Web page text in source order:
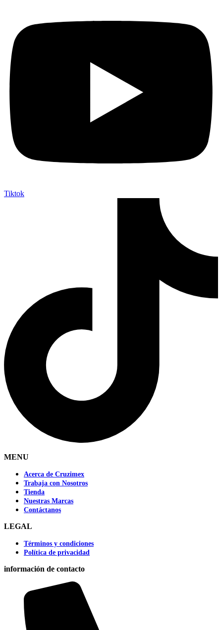
Tiktok
MENU
Acerca de Cruzimex
Trabaja con Nosotros
Tienda
Nuestras Marcas
Contáctanos
LEGAL
Términos y condiciones
Política de privacidad
información de contacto